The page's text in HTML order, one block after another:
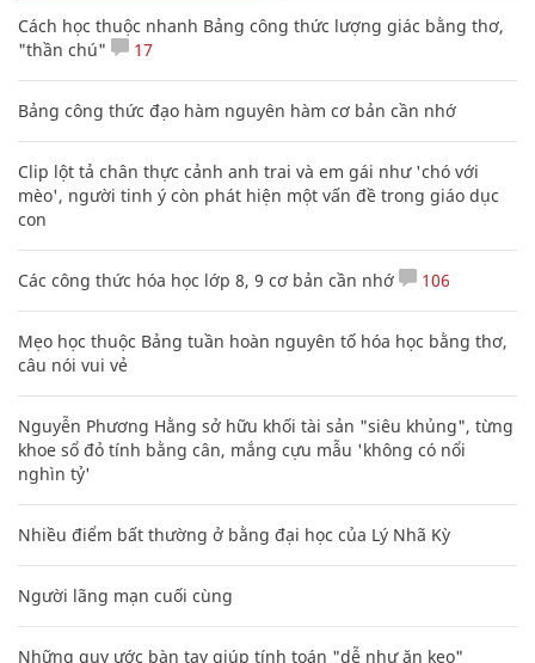
Cách học thuộc nhanh Bảng công thức lượng giác bằng thơ,
"thần chú"
17
Bảng công thức đạo hàm nguyên hàm cơ bản cần nhớ
Clip lột tả chân thực cảnh anh trai và em gái như 'chó với
mèo', người tinh ý còn phát hiện một vấn đề trong giáo dục
con
Các công thức hóa học lớp 8, 9 cơ bản cần nhớ 106
Mẹo học thuộc Bảng tuần hoàn nguyên tố hóa học bằng thơ,
câu nói vui vẻ
Nguyễn Phương Hằng sở hữu khối tài sản "siêu khủng", từng
khoe sổ đỏ tính bằng cân, mắng cựu mẫu 'không có nổi
nghìn tỷ'
Nhiều điểm bất thường ở bằng đại học của Lý Nhã Kỳ
Người lãng mạn cuối cùng
Những quy ước bàn tay giúp tính toán "dễ như ăn kẹo"